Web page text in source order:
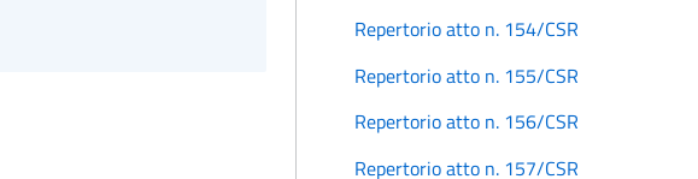
Repertorio atto n. 154/CSR
Repertorio atto n. 155/CSR
Repertorio atto n. 156/CSR
Repertorio atto n. 157/CSR